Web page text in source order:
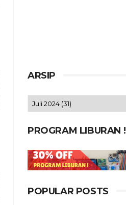
ARSIP
PROGRAM LIBURAN !
POPULAR POSTS